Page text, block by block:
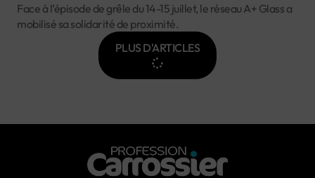
Face à l’épisode de grêle du 14-15 juillet, le réseau A+ Glass a
mobilisé sa solidarité de proximité.
PLUS D'ARTICLES